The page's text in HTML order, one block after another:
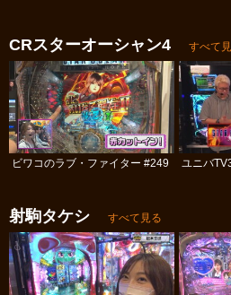
CRスターオーシャン4 すべて
ビワコのラブ・ファイター #249 ユニバ
射駒タケシ すべて見る